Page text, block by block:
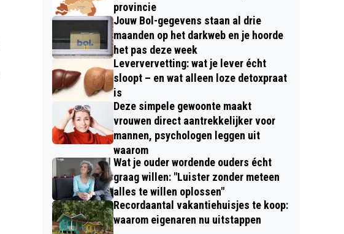
provincie
Jouw Bol-gegevens staan al drie
maanden op het darkweb en je hoorde
het pas deze week
Leververvetting: wat je lever écht
sloopt – en wat alleen loze detoxpraat
is
Deze simpele gewoonte maakt
vrouwen direct aantrekkelijker voor
mannen, psychologen leggen uit
waarom
Wat je ouder wordende ouders écht
graag willen: "Luister zonder meteen
alles te willen oplossen"
Recordaantal vakantiehuisjes te koop:
waarom eigenaren nu uitstappen